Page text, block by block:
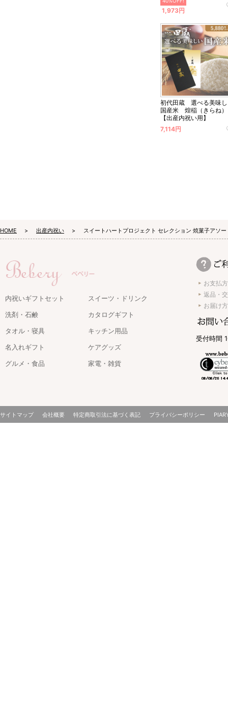
1,973円
初代田蔵 選べる美味
国産米 煌稲（きらね）
【出産内祝い用】
7,114円
HOME 出産内祝い スイートハートプロジェクト セレクション 焼菓子アソ
内祝いギフトセット
スイーツ・ドリンク
洗剤・石鹸
カタログギフト
タオル・寝具
キッチン用品
名入れギフト
ケアグッズ
グルメ・食品
家電・雑貨
お支払
返品・
お届け
受付時間
サイトマップ 会社概要 特定商取引法に基づく表記 プライバシーポリシー